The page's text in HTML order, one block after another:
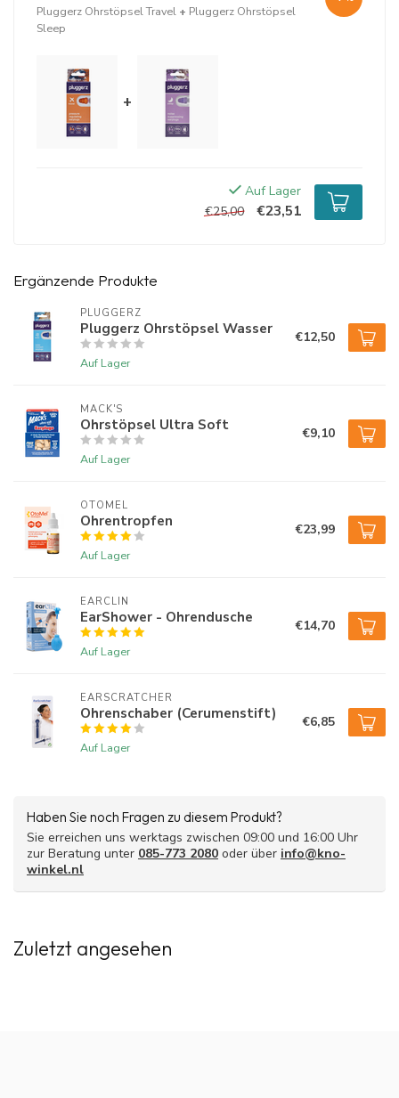
Pluggerz Ohrstöpsel Travel + Pluggerz Ohrstöpsel
Sleep
+
Auf Lager
€25,00
€23,51
Ergänzende Produkte
PLUGGERZ
Pluggerz Ohrstöpsel Wasser
Auf Lager
€12,50
MACK'S
Ohrstöpsel Ultra Soft
Auf Lager
€9,10
OTOMEL
Ohrentropfen
Auf Lager
€23,99
EARCLIN
EarShower - Ohrendusche
Auf Lager
€14,70
EARSCRATCHER
Ohrenschaber (Cerumenstift)
Auf Lager
€6,85
Haben Sie noch Fragen zu diesem Produkt?
Sie erreichen uns werktags zwischen 09:00 und 16:00 Uhr
zur Beratung unter 085-773 2080 oder über info@kno-
winkel.nl
Zuletzt angesehen